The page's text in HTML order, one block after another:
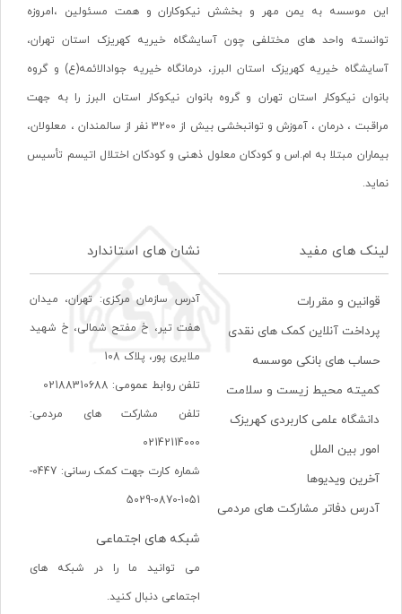
این موسسه به یمن مهر و بخشش نیکوکاران و همت مسئولین ،امروزه
توانسته واحد های مختلفی چون آسایشگاه خیریه کهریزک استان تهران،
آسایشگاه خیریه کهریزک استان البرز، درمانگاه خیریه جوادالائمه(ع) و گروه
بانوان نیکوکار استان تهران و گروه بانوان نیکوکار استان البرز را به جهت
مراقبت ، درمان ، آموزش و توانبخشی بیش از 3200 نفر از سالمندان ، معلولان،
بیماران مبتلا به ام.اس و کودکان معلول ذهنی و کودکان اختلال اتیسم تأسیس
نماید.
لینک های مفید
قوانین و مقررات
پرداخت آنلاین کمک های نقدی
حساب های بانکی موسسه
کمیته محیط زیست و سلامت
دانشگاه علمی کاربردی کهریزک
امور بین الملل
آخرین ویدیوها
آدرس دفاتر مشارکت های مردمی
نشان های استاندارد
آدرس سازمان مرکزی: تهران، ميدان
هفت تير، خ مفتح شمالی، خ شهيد
ملايری پور، پلاک 108
تلفن روابط عمومی: 02188310688
تلفن مشارکت های مردمی:
02142114000
شماره کارت جهت کمک رسانی: 0447-
1051-0870-5029
شبکه های اجتماعی
می توانید ما را در شبکه های
اجتماعی دنبال کنید.